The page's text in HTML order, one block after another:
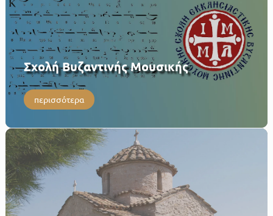
Σχολή Βυζαντινής Μουσικής
περισσότερα